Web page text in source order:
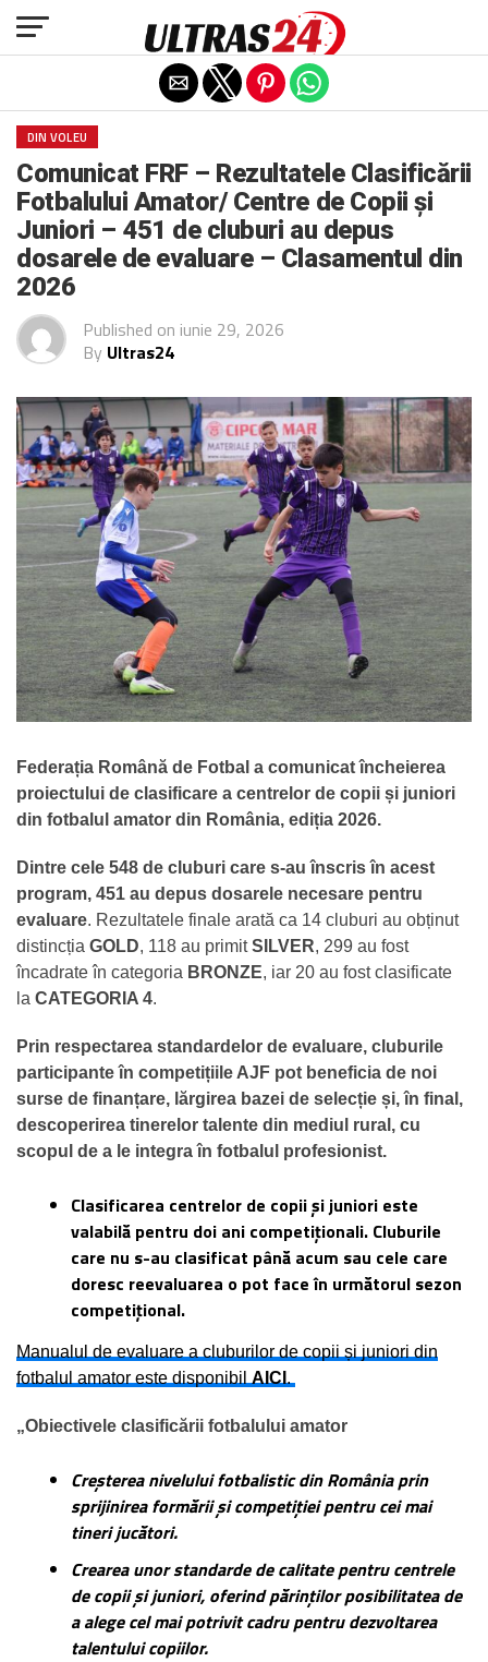
DIN VOLEU
Comunicat FRF – Rezultatele Clasificării
Fotbalului Amator/ Centre de Copii și
Juniori – 451 de cluburi au depus
dosarele de evaluare – Clasamentul din
2026
Published on iunie 29, 2026
By Ultras24
Federația Română de Fotbal a comunicat încheierea
proiectului de clasificare a centrelor de copii și juniori
din fotbalul amator din România, ediția 2026.
Dintre cele 548 de cluburi care s-au înscris în acest
program, 451 au depus dosarele necesare pentru
evaluare. Rezultatele finale arată ca 14 cluburi au obținut
distincția GOLD, 118 au primitSILVER, 299 au fost
încadrate în categoria BRONZE, iar 20 au fost clasificate
la CATEGORIA 4.
Prin respectarea standardelor de evaluare, cluburile
participante în competițiile AJF pot beneficia de noi
surse de finanțare, lărgirea bazei de selecție și, în final,
descoperirea tinerelor talente din mediul rural, cu
scopul de a le integra în fotbalul profesionist.
Clasificarea centrelor de copii și juniori este
valabilă pentru doi ani competiționali. Cluburile
care nu s-au clasificat până acum sau cele care
doresc reevaluarea o pot face în următorul sezon
competițional.
Manualul de evaluare a cluburilor de copii și juniori din
fotbalul amator este disponibil AICI .
„Obiectivele clasificării fotbalului amator
Creșterea nivelului fotbalistic din România prin
sprijinirea formării și competiției pentru cei mai
tineri jucători.
Crearea unor standarde de calitate pentru centrele
de copii și juniori, oferind părinților posibilitatea de
a alege cel mai potrivit cadru pentru dezvoltarea
talentului copiilor.
Exit mobile version